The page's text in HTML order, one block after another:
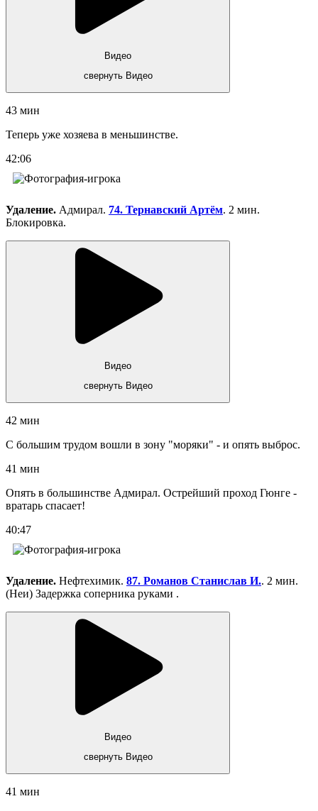
Видео
свернуть Видео
43 мин
Теперь уже хозяева в меньшинстве.
42:06
Удаление. Адмирал. 74. Тернавский Артём. 2 мин.
Блокировка.
Видео
свернуть Видео
42 мин
С большим трудом вошли в зону "моряки" - и опять выброс.
41 мин
Опять в большинстве Адмирал. Острейший проход Гюнге -
вратарь спасает!
40:47
Удаление. Нефтехимик. 87. Романов Станислав И.. 2 мин.
(Неи) Задержка соперника руками .
Видео
свернуть Видео
41 мин